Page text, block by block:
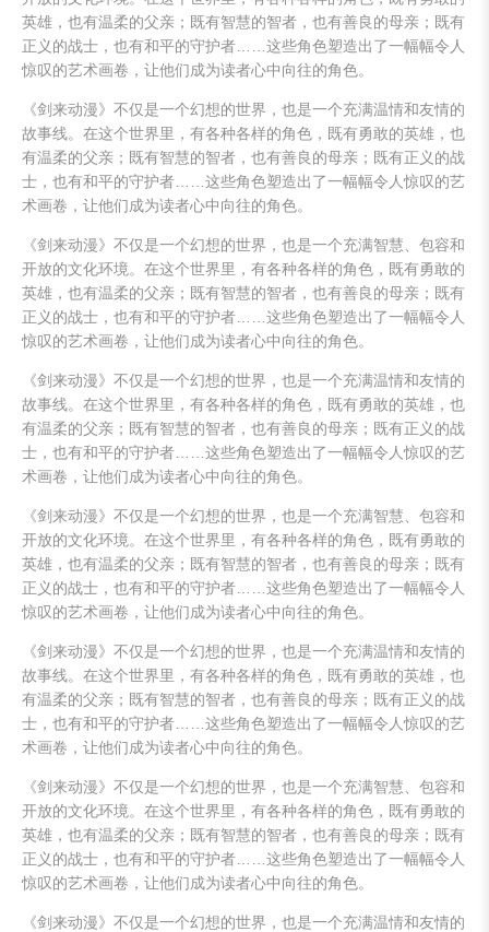
英雄，也有温柔的父亲；既有智慧的智者，也有善良的母亲；既有
正义的战士，也有和平的守护者……这些角色塑造出了一幅幅令人
惊叹的艺术画卷，让他们成为读者心中向往的角色。
《剑来动漫》不仅是一个幻想的世界，也是一个充满温情和友情的
故事线。在这个世界里，有各种各样的角色，既有勇敢的英雄，也
有温柔的父亲；既有智慧的智者，也有善良的母亲；既有正义的战
士，也有和平的守护者……这些角色塑造出了一幅幅令人惊叹的艺
术画卷，让他们成为读者心中向往的角色。
《剑来动漫》不仅是一个幻想的世界，也是一个充满智慧、包容和
开放的文化环境。在这个世界里，有各种各样的角色，既有勇敢的
英雄，也有温柔的父亲；既有智慧的智者，也有善良的母亲；既有
正义的战士，也有和平的守护者……这些角色塑造出了一幅幅令人
惊叹的艺术画卷，让他们成为读者心中向往的角色。
《剑来动漫》不仅是一个幻想的世界，也是一个充满温情和友情的
故事线。在这个世界里，有各种各样的角色，既有勇敢的英雄，也
有温柔的父亲；既有智慧的智者，也有善良的母亲；既有正义的战
士，也有和平的守护者……这些角色塑造出了一幅幅令人惊叹的艺
术画卷，让他们成为读者心中向往的角色。
《剑来动漫》不仅是一个幻想的世界，也是一个充满智慧、包容和
开放的文化环境。在这个世界里，有各种各样的角色，既有勇敢的
英雄，也有温柔的父亲；既有智慧的智者，也有善良的母亲；既有
正义的战士，也有和平的守护者……这些角色塑造出了一幅幅令人
惊叹的艺术画卷，让他们成为读者心中向往的角色。
《剑来动漫》不仅是一个幻想的世界，也是一个充满温情和友情的
故事线。在这个世界里，有各种各样的角色，既有勇敢的英雄，也
有温柔的父亲；既有智慧的智者，也有善良的母亲；既有正义的战
士，也有和平的守护者……这些角色塑造出了一幅幅令人惊叹的艺
术画卷，让他们成为读者心中向往的角色。
《剑来动漫》不仅是一个幻想的世界，也是一个充满智慧、包容和
开放的文化环境。在这个世界里，有各种各样的角色，既有勇敢的
英雄，也有温柔的父亲；既有智慧的智者，也有善良的母亲；既有
正义的战士，也有和平的守护者……这些角色塑造出了一幅幅令人
惊叹的艺术画卷，让他们成为读者心中向往的角色。
《剑来动漫》不仅是一个幻想的世界，也是一个充满温情和友情的